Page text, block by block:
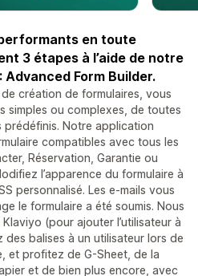
en toute
3 étapes à l’aide de notre
Form Builder.
création de formulaires, vous
simples ou complexes, de toutes
Notre application
compatibles avec tous les
Réservation, Garantie ou
l’apparence du formulaire à
personnalisé. Les e-mails vous
le formulaire a été soumis. Nous
(pour ajouter l’utilisateur à
balises à un utilisateur lors de
et profitez de G-Sheet, de la
et de bien plus encore, avec